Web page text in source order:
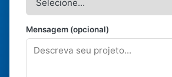
Mensagem (opcional)